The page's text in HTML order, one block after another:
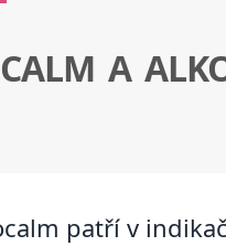
A
patří v